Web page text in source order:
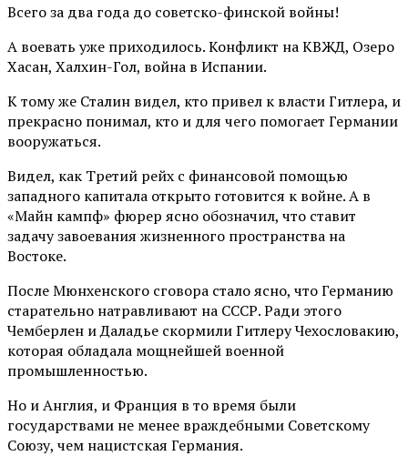
Всего за два года до советско-финской войны!
А воевать уже приходилось. Конфликт на КВЖД, Озеро
Хасан, Халхин-Гол, война в Испании.
К тому же Сталин видел, кто привел к власти Гитлера, и
прекрасно понимал, кто и для чего помогает Германии
вооружаться.
Видел, как Третий рейх с финансовой помощью
западного капитала открыто готовится к войне. А в
«Майн кампф» фюрер ясно обозначил, что ставит
задачу завоевания жизненного пространства на
Востоке.
После Мюнхенского сговора стало ясно, что Германию
старательно натравливают на СССР. Ради этого
Чемберлен и Даладье скормили Гитлеру Чехословакию,
которая обладала мощнейшей военной
промышленностью.
Но и Англия, и Франция в то время были
государствами не менее враждебными Советскому
Союзу, чем нацистская Германия.